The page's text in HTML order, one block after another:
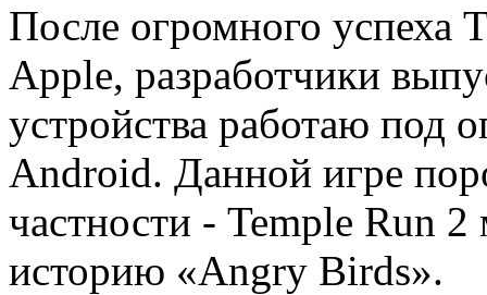
После огромного успеха
Apple, разработчики
устройства работаю под
Android. Данной игре
частности - Temple Run 2
историю «Angry Birds».